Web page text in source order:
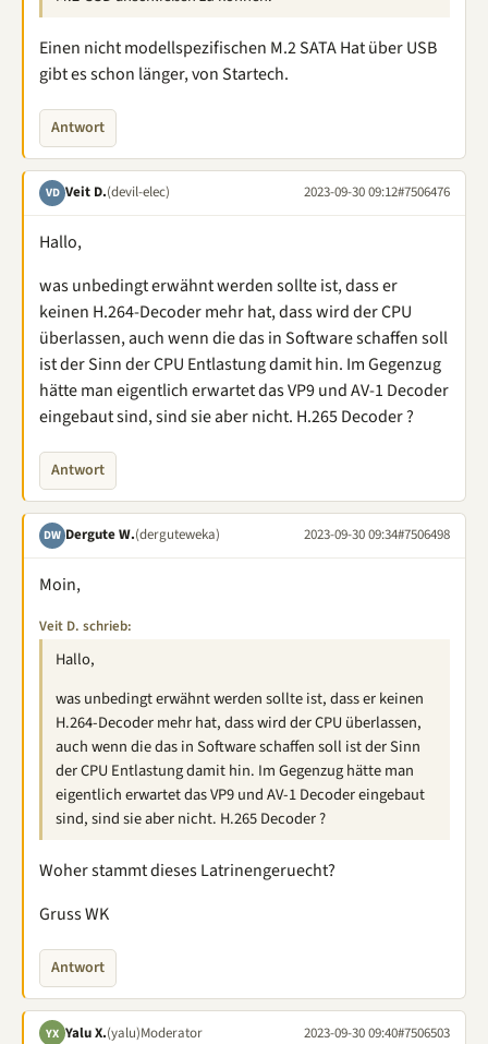
Einen nicht modellspezifischen M.2 SATA Hat über USB
gibt es schon länger, von Startech.
Antwort
VD Veit D.(devil-elec) 2023-09-30 09:12#7506476
Hallo,
was unbedingt erwähnt werden sollte ist, dass er
keinen H.264-Decoder mehr hat, dass wird der CPU
überlassen, auch wenn die das in Software schaffen soll
ist der Sinn der CPU Entlastung damit hin. Im Gegenzug
hätte man eigentlich erwartet das VP9 und AV-1 Decoder
eingebaut sind, sind sie aber nicht. H.265 Decoder ?
Antwort
DW Dergute W.(derguteweka) 2023-09-30 09:34#7506498
Moin,
Veit D. schrieb:
Hallo,
was unbedingt erwähnt werden sollte ist, dass er keinen
H.264-Decoder mehr hat, dass wird der CPU überlassen,
auch wenn die das in Software schaffen soll ist der Sinn
der CPU Entlastung damit hin. Im Gegenzug hätte man
eigentlich erwartet das VP9 und AV-1 Decoder eingebaut
sind, sind sie aber nicht. H.265 Decoder ?
Woher stammt dieses Latrinengeruecht?
Gruss WK
Antwort
YX Yalu X.(yalu)Moderator 2023-09-30 09:40#7506503